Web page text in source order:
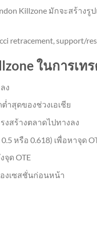
Killzone มักจะสร้าง
retracement, support/
ในการเท
ง
ำสุดของช่วงเอเชีย
งสร้างตลาดไปทางลง
หรือ 0.618) เพื่อหาจุด
จุด OTE
งเซสชั่นก่อนหน้า